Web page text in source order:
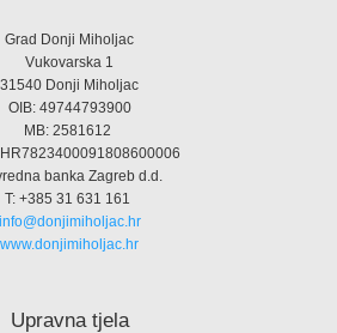
Grad Donji Miholjac
Vukovarska 1
31540 Donji Miholjac
OIB: 49744793900
MB: 2581612
HR7823400091808600006
banka Zagreb d.d.
T: +385 31 631 161
info@donjimiholjac.hr
www.donjimiholjac.hr
Upravna tjela